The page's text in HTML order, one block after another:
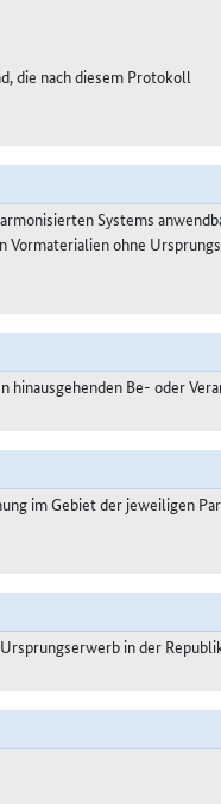
die nach diesem Protokoll
Systems
Vormaterialien ohne
Be- oder
im Gebiet der jeweiligen
in der